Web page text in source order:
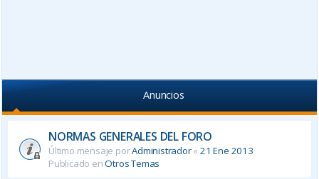
Anuncios
NORMAS GENERALES DEL FORO
Último mensaje porAdministrador«21 Ene 2013
Publicado enOtros Temas